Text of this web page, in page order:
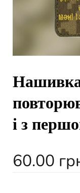
Нашивка
і з
60.00